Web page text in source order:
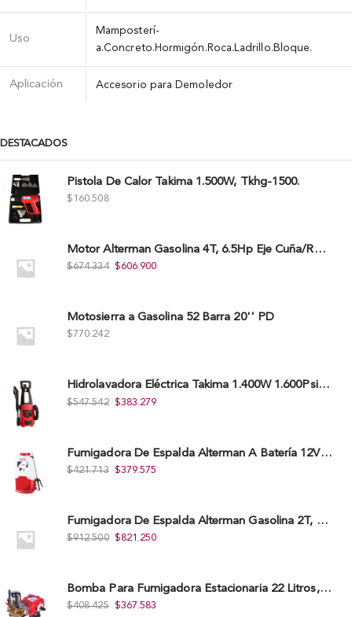
Uso
Mamposterí­
a.Concreto.Hormigón.Roca.Ladrillo.Bloque.
Aplicación Accesorio para Demoledor
DESTACADOS
Pistola De Calor Takima 1.500W, Tkhg-1500.
$ 160.508
Motor Alterman Gasolina 4T, 6.5Hp Eje Cuña/Rosca 3/4", Xge65K.
$674.334 $606.900
Motosierra a Gasolina 52 Barra 20'' PD
$770.242
Hidrolavadora Eléctrica Takima 1.400W 1.600Psi, Tkepw-1600-A.
$547.542 $383.279
Fumigadora De Espalda Alterman A Baterí­a 12V/12Ah, 20Litros, Xkes20.
$421.713 $379.575
Fumigadora De Espalda Alterman Gasolina 2T, 26 Cc, Bomba Nylon Libre Mantenimiento, Tf900-A.
$912.500 $821.250
Bomba Para Fumigadora Estacionaria 22 Litros, Xp22-I.
$408.425 $367.583